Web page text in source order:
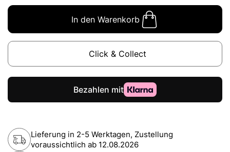
In den Warenkorb
Click & Collect
Lieferung in 2-5 Werktagen, Zustellung
voraussichtlich ab 12.08.2026